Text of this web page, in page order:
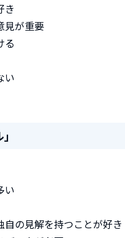
き
見が重要
る
い
い
自の見解を持つことが好き